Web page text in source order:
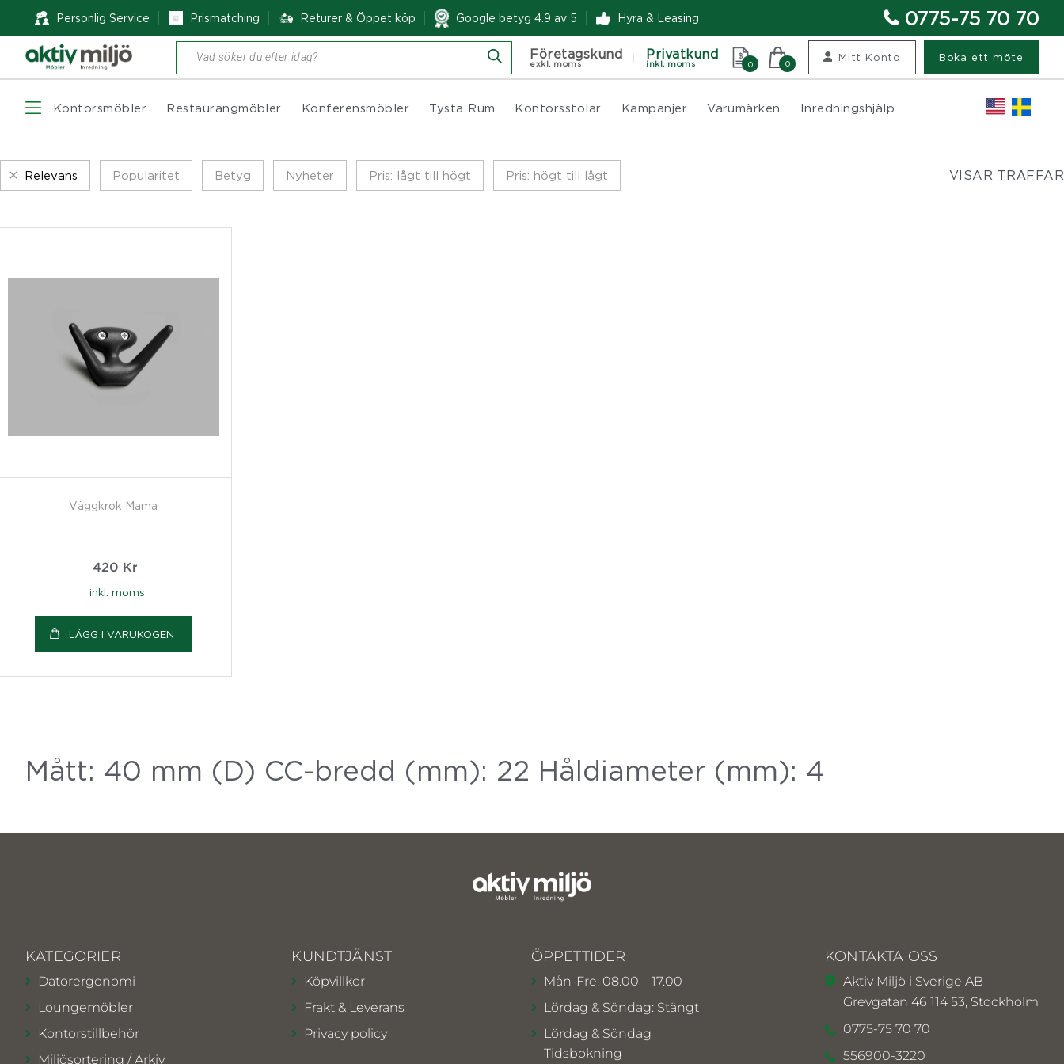
Personlig Service Prismatching Returer & Öppet köp Google betyg 4.9 av 5 Hyra & Leasing 0775-75 70 70
Produktsökning Företagskund
exkl. moms
Privatkund
inkl. moms 0 0
Mitt Konto Boka ett möte
Kontorsmöbler Restaurangmöbler Konferensmöbler Tysta Rum Kontorsstolar Kampanjer Varumärken Inredningshjälp
Relevans Popularitet Betyg Nyheter Pris: lågt till högt Pris: högt till lågt VISAR TRÄFFAR
Väggkrok Mama
420 Kr
inkl. moms
LÄGG I VARUKOGEN
Mått: 40 mm (D) CC-bredd (mm): 22 Håldiameter (mm): 4
KATEGORIER
Datorergonomi
Loungemöbler
Kontorstillbehör
Miljösortering / Arkiv
KUNDTJÄNST
Köpvillkor
Frakt & Leverans
Privacy policy
ÖPPETTIDER
Mån-Fre: 08.00 – 17.00
Lördag & Söndag: Stängt
Lördag & Söndag
Tidsbokning
KONTAKTA OSS
Aktiv Miljö i Sverige AB
Grevgatan 46 114 53, Stockholm
0775-75 70 70
556900-3220